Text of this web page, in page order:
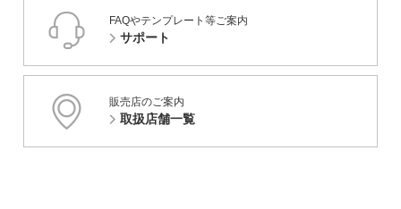
FAQやテンプレート等ご案内
サポート
販売店のご案内
取扱店舗一覧